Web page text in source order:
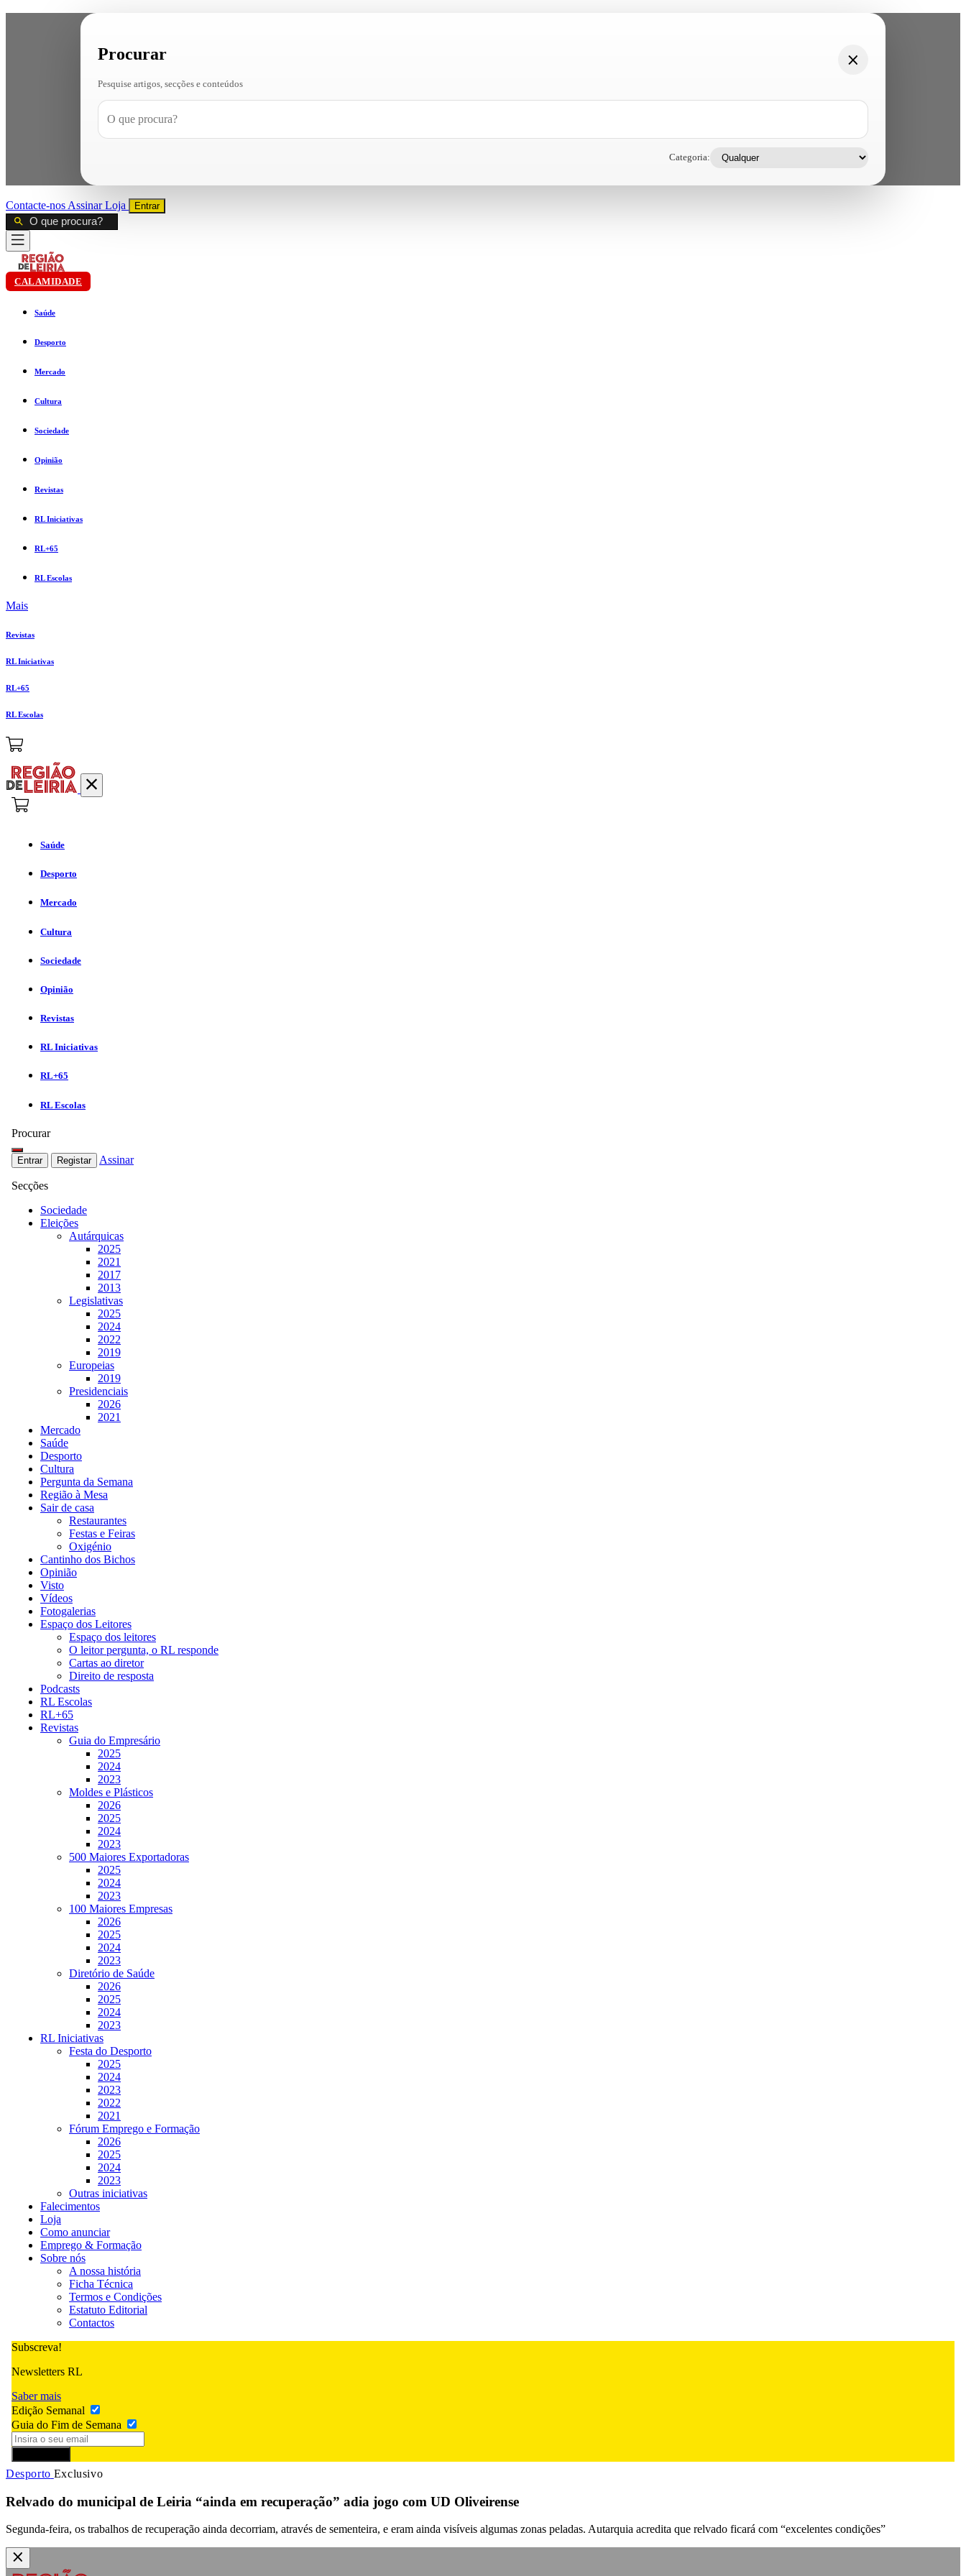
Procurar
Pesquise artigos, secções e conteúdos
Categoria:
Contacte-nos AssinarLoja Entrar
CALAMIDADE
Saúde
Desporto
Mercado
Cultura
Sociedade
Opinião
Revistas
RL Iniciativas
RL+65
RL Escolas
Mais
Revistas
RL Iniciativas
RL+65
RL Escolas
Saúde
Desporto
Mercado
Cultura
Sociedade
Opinião
Revistas
RL Iniciativas
RL+65
RL Escolas
Procurar
Entrar Registar Assinar
Secções
Sociedade
Eleições
Autárquicas
2025
2021
2017
2013
Legislativas
2025
2024
2022
2019
Europeias
2019
Presidenciais
2026
2021
Mercado
Saúde
Desporto
Cultura
Pergunta da Semana
Região à Mesa
Sair de casa
Restaurantes
Festas e Feiras
Oxigénio
Cantinho dos Bichos
Opinião
Visto
Vídeos
Fotogalerias
Espaço dos Leitores
Espaço dos leitores
O leitor pergunta, o RL responde
Cartas ao diretor
Direito de resposta
Podcasts
RL Escolas
RL+65
Revistas
Guia do Empresário
2025
2024
2023
Moldes e Plásticos
2026
2025
2024
2023
500 Maiores Exportadoras
2025
2024
2023
100 Maiores Empresas
2026
2025
2024
2023
Diretório de Saúde
2026
2025
2024
2023
RL Iniciativas
Festa do Desporto
2025
2024
2023
2022
2021
Fórum Emprego e Formação
2026
2025
2024
2023
Outras iniciativas
Falecimentos
Loja
Como anunciar
Emprego & Formação
Sobre nós
A nossa história
Ficha Técnica
Termos e Condições
Estatuto Editorial
Contactos
Subscreva!
Newsletters RL
Saber mais
Edição Semanal
Guia do Fim de Semana
Desporto Exclusivo
Relvado do municipal de Leiria “ainda em recuperação” adia jogo com UD Oliveirense
Segunda-feira, os trabalhos de recuperação ainda decorriam, através de sementeira, e eram ainda visíveis algumas zonas peladas. Autarquia acredita que relvado ficará com “excelentes condições”